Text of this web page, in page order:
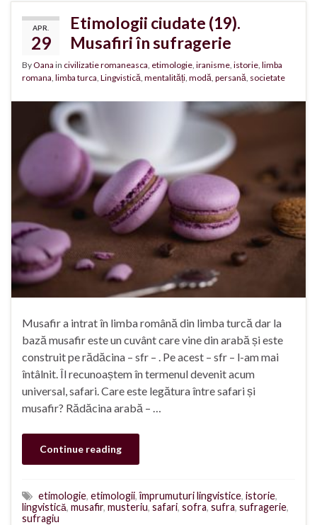
APR.
29
Etimologii ciudate (19).
Musafiri în sufragerie
ByOana in civilizatie romaneasca etimologie iranisme istorie limba
romana limba turca Lingvistică mentalități modă persană societate
Musafir a intrat în limba română din limba turcă dar la
bază musafir este un cuvânt care vine din arabă și este
construit pe rădăcina – sfr – . Pe acest – sfr – l-am mai
întâlnit. Îl recunoaștem în termenul devenit acum
universal, safari. Care este legătura între safari și
musafir? Rădăcina arabă – …
Continue reading
etimologie, etimologii,împrumuturi lingvistice, istorie,
lingvistică, musafir, musteriu, safari, sofra, sufra, sufragerie,
sufragiu